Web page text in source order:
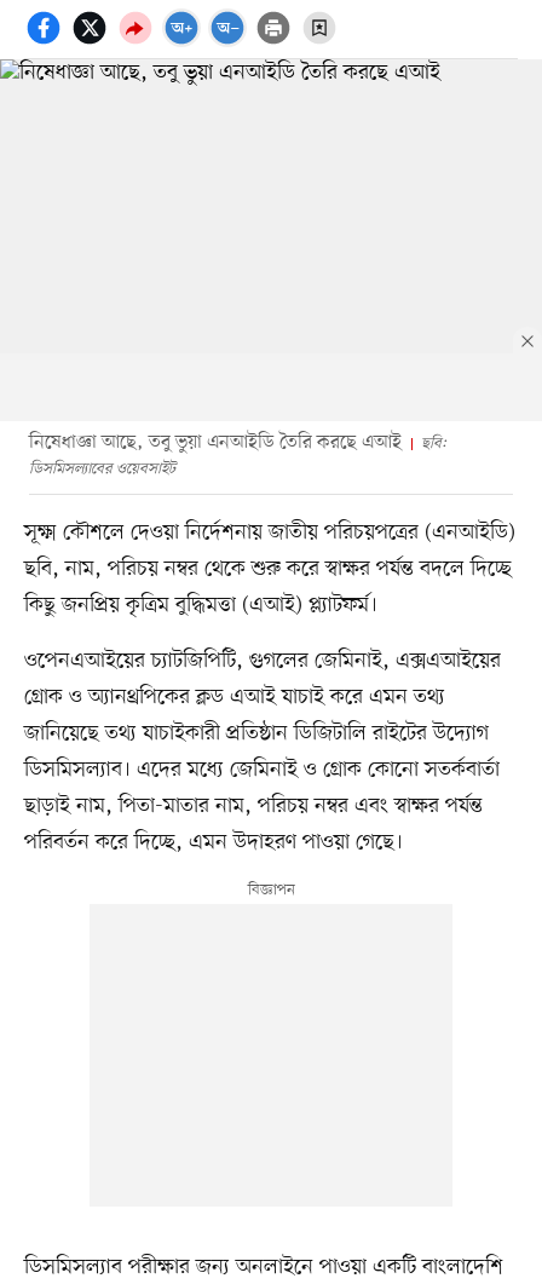
নিষেধাজ্ঞা আছে, তবু ভুয়া এনআইডি তৈরি করছে এআই
ছবি:
ডিসমিসল্যাবের ওয়েবসাইট
সূক্ষ্ম কৌশলে দেওয়া নির্দেশনায় জাতীয় পরিচয়পত্রের (এনআইডি)
ছবি, নাম, পরিচয় নম্বর থেকে শুরু করে স্বাক্ষর পর্যন্ত বদলে দিচ্ছে
কিছু জনপ্রিয় কৃত্রিম বুদ্ধিমত্তা (এআই) প্ল্যাটফর্ম।
ওপেনএআইয়ের চ্যাটজিপিটি, গুগলের জেমিনাই, এক্সএআইয়ের
গ্রোক ও অ্যানথ্রপিকের ক্লড এআই যাচাই করে এমন তথ্য
জানিয়েছে তথ্য যাচাইকারী প্রতিষ্ঠান ডিজিটালি রাইটের উদ্যোগ
ডিসমিসল্যাব। এদের মধ্যে জেমিনাই ও গ্রোক কোনো সতর্কবার্তা
ছাড়াই নাম, পিতা-মাতার নাম, পরিচয় নম্বর এবং স্বাক্ষর পর্যন্ত
পরিবর্তন করে দিচ্ছে, এমন উদাহরণ পাওয়া গেছে।
ডিসমিসল্যাব পরীক্ষার জন্য অনলাইনে পাওয়া একটি বাংলাদেশি